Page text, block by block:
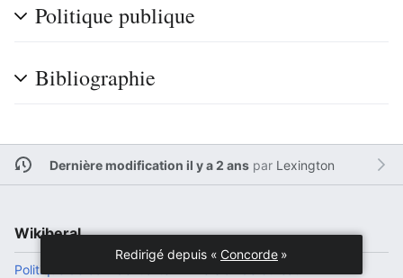
Politique publique
Bibliographie
Dernière modification il y a 2 anspar Lexington
Wikiberal
Politique de confidentialité
Redirigé depuis « Concorde»